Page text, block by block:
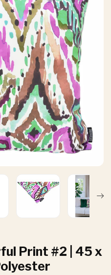
Print #2 | 45 x